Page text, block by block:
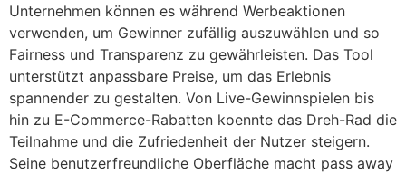
Unternehmen können es während Werbeaktionen
verwenden, um Gewinner zufällig auszuwählen und so
Fairness und Transparenz zu gewährleisten. Das Tool
unterstützt anpassbare Preise, um das Erlebnis
spannender zu gestalten. Von Live-Gewinnspielen bis
hin zu E-Commerce-Rabatten koennte das Dreh-Rad die
Teilnahme und die Zufriedenheit der Nutzer steigern.
Seine benutzerfreundliche Oberfläche macht pass away